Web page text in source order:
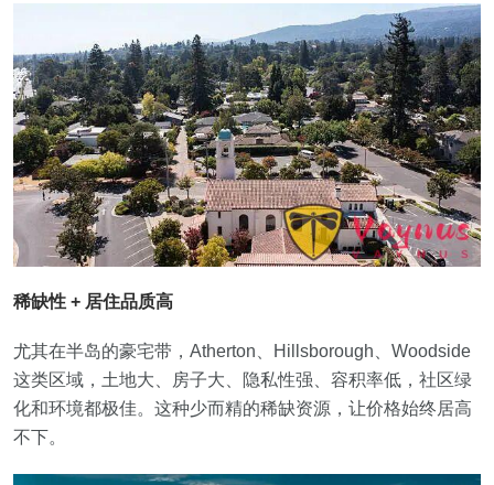
稀缺性 + 居住品质高
尤其在半岛的豪宅带，Atherton、Hillsborough、Woodside
这类区域，土地大、房子大、隐私性强、容积率低，社区绿
化和环境都极佳。这种少而精的稀缺资源，让价格始终居高
不下。